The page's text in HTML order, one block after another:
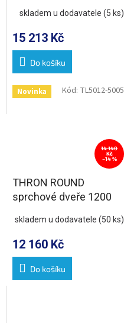
skladem u dodavatele(5 ks)
15 213 Kč
Do košíku
Novinka
14 140
Kč
–14 %
THRON ROUND
sprchové dveře 1200
čiré sklo
skladem u dodavatele(50 ks)
12 160 Kč
Do košíku
Kód: TL5012-5005